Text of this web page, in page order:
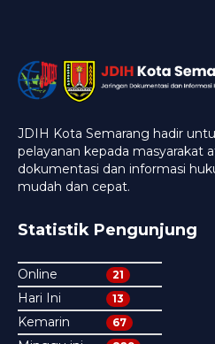
JDIH Kota Semarang hadir
pelayanan kepada masyarakat
dokumentasi dan informasi
mudah dan cepat.
Statistik Pengunjung
Online 21
Hari Ini 13
Kemarin 67